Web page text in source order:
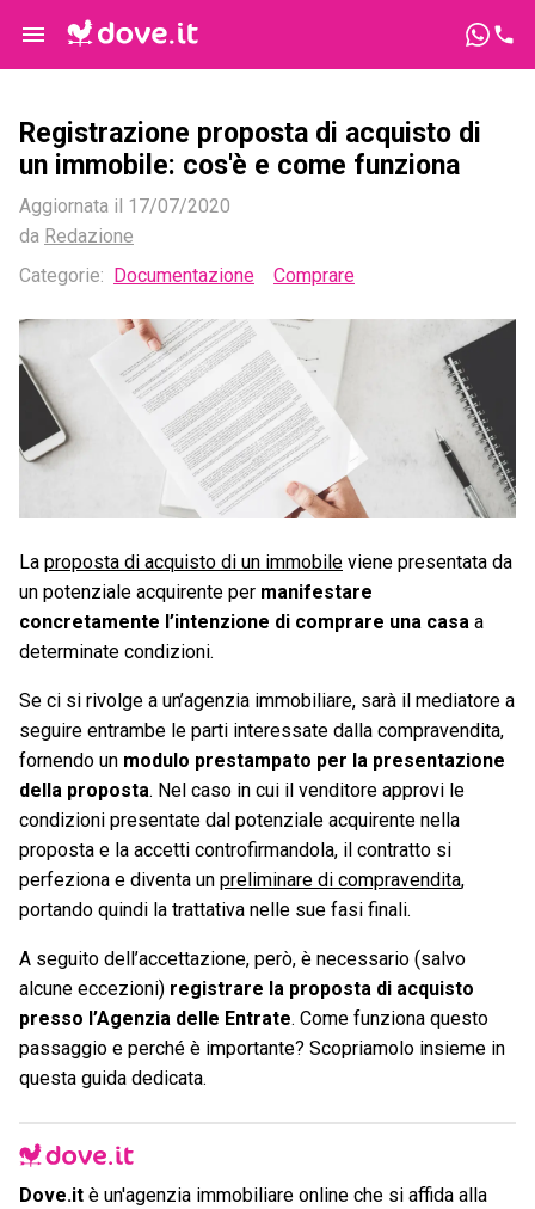
Registrazione proposta di acquisto di
un immobile: cos'è e come funziona
Aggiornata il 17/07/2020
da Redazione
Categorie: Documentazione Comprare
La proposta di acquisto di un immobile viene presentata da
un potenziale acquirente per manifestare
concretamente l’intenzione di comprare una casa a
determinate condizioni.
Se ci si rivolge a un’agenzia immobiliare, sarà il mediatore a
seguire entrambe le parti interessate dalla compravendita,
fornendo un modulo prestampato per la presentazione
della proposta. Nel caso in cui il venditore approvi le
condizioni presentate dal potenziale acquirente nella
proposta e la accetti controfirmandola, il contratto si
perfeziona e diventa un preliminare di compravendita,
portando quindi la trattativa nelle sue fasi finali.
A seguito dell’accettazione, però, è necessario (salvo
alcune eccezioni) registrare la proposta di acquisto
presso l’Agenzia delle Entrate. Come funziona questo
passaggio e perché è importante? Scopriamolo insieme in
questa guida dedicata.
Dove.it è un'agenzia immobiliare online che si affida alla